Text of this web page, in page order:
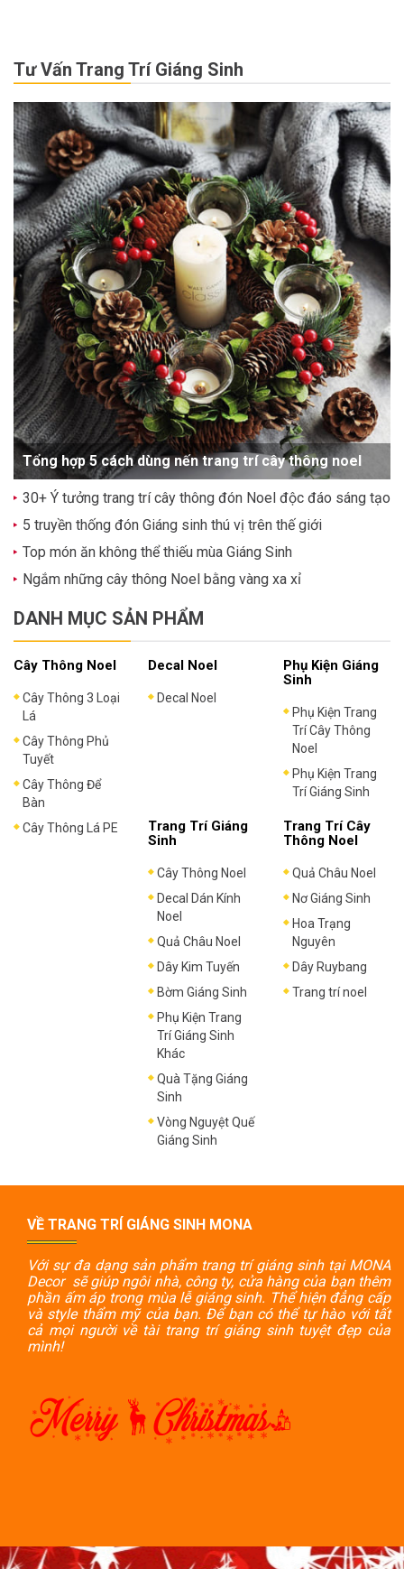
Tư Vấn Trang Trí Giáng Sinh
Tổng hợp 5 cách dùng nến trang trí cây thông noel
30+ Ý tưởng trang trí cây thông đón Noel độc đáo sáng tạo
5 truyền thống đón Giáng sinh thú vị trên thế giới
Top món ăn không thể thiếu mùa Giáng Sinh
Ngắm những cây thông Noel bằng vàng xa xỉ
DANH MỤC SẢN PHẨM
Cây Thông Noel
Cây Thông 3 Loại
Lá
Cây Thông Phủ
Tuyết
Cây Thông Để
Bàn
Cây Thông Lá PE
Decal Noel
Decal Noel
Phụ Kiện Giáng
Sinh
Phụ Kiện Trang
Trí Cây Thông
Noel
Phụ Kiện Trang
Trí Giáng Sinh
Trang Trí Giáng
Sinh
Cây Thông Noel
Decal Dán Kính
Noel
Quả Châu Noel
Dây Kim Tuyến
Bờm Giáng Sinh
Phụ Kiện Trang
Trí Giáng Sinh
Khác
Quà Tặng Giáng
Sinh
Vòng Nguyệt Quế
Giáng Sinh
Trang Trí Cây
Thông Noel
Quả Châu Noel
Nơ Giáng Sinh
Hoa Trạng
Nguyên
Dây Ruybang
Trang trí noel
VỀ TRANG TRÍ GIÁNG SINH MONA
Với sự đa dạng sản phẩm trang trí giáng sinh tại MONA
Decor sẽ giúp ngôi nhà, công ty, cửa hàng của bạn thêm
phần ấm áp trong mùa lễ giáng sinh. Thể hiện đẳng cấp
và style thẩm mỹ của bạn. Để bạn có thể tự hào với tất
cả mọi người về tài trang trí giáng sinh tuyệt đẹp của
mình!